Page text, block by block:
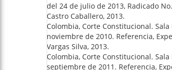
del 24 de julio de 2013, Radicado
Castro Caballero, 2013.
Colombia, Corte Constitucional.
noviembre de 2010. Referencia,
Vargas Silva, 2013.
Colombia, Corte Constitucional.
septiembre de 2011. Referencia,